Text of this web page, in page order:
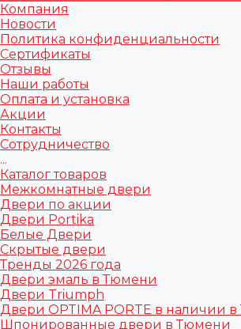
Компания
Новости
Политика конфиденциальности
Сертификаты
Отзывы
Наши работы
Оплата и установка
Акции
Контакты
Сотрудничество
...
Каталог товаров
Межкомнатные двери
Двери по акции
Двери Portika
Белые Двери
Скрытые двери
Тренды 2026 года
Двери эмаль в Тюмени
Двери Triumph
Двери OPTIMA PORTE в наличии
Шпонированные двери в Тюмени